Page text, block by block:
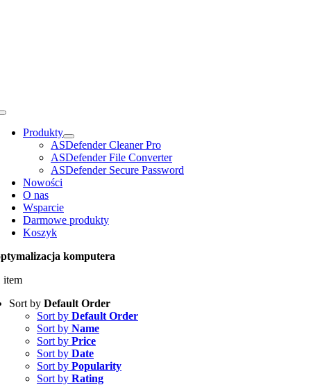
Toggle
NavigationProdukty
ASDefender Cleaner Pro
ASDefender File Converter
ASDefender Secure Password
Nowości
O nas
Wsparcie
Darmowe produkty
Koszyk
komputera
item
Sort by Default Order
Sort by Default Order
Sort by Name
Sort by Price
Sort by Date
Sort by Popularity
Sort by Rating